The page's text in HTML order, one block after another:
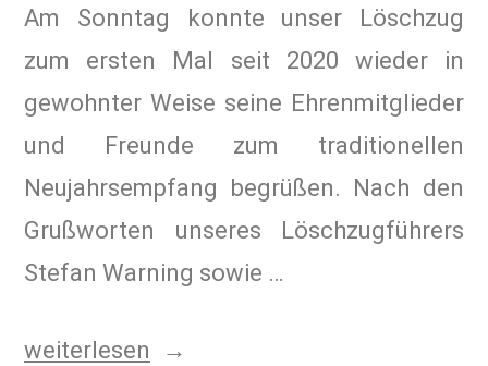
Am Sonntag konnte unser Löschzug
zum ersten Mal seit 2020 wieder in
gewohnter Weise seine Ehrenmitglieder
und Freunde zum traditionellen
Neujahrsempfang begrüßen. Nach den
Grußworten unseres Löschzugführers
Stefan Warning sowie …
weiterlesen